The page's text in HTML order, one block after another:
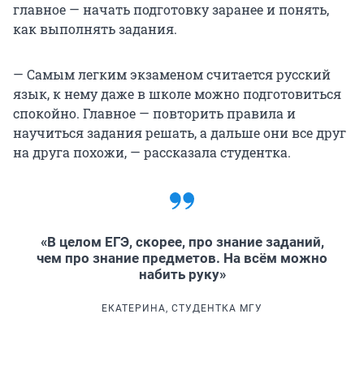
главное — начать подготовку заранее и понять,
как выполнять задания.
— Самым легким экзаменом считается русский
язык, к нему даже в школе можно подготовиться
спокойно. Главное — повторить правила и
научиться задания решать, а дальше они все друг
на друга похожи, — рассказала студентка.
«В целом ЕГЭ, скорее, про знание заданий,
чем про знание предметов. На всём можно
набить руку»
ЕКАТЕРИНА, СТУДЕНТКА МГУ